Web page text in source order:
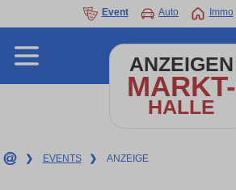
Event Auto Immo
ANZEIGEN
MARKT-
HALLE
❯ EVENTS ❯ ANZEIGE